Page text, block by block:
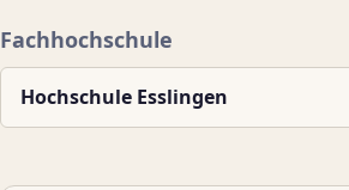
Fachhochschule
Hochschule Esslingen